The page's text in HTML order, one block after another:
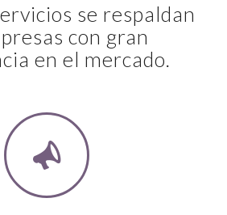
se respaldan
con gran
en el mercado.